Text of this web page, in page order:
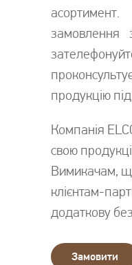
замовлення
продукцію
Компанія
свою
Вимикачам,
клієнтам-
додаткову
Замовити